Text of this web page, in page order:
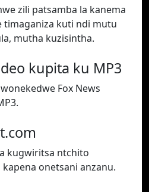
zili patsamba la kanema
timaganiza kuti ndi mutu
mutha kuzisintha.
kupita ku MP3
Fox News
kugwiritsa ntchito
onetsani anzanu.